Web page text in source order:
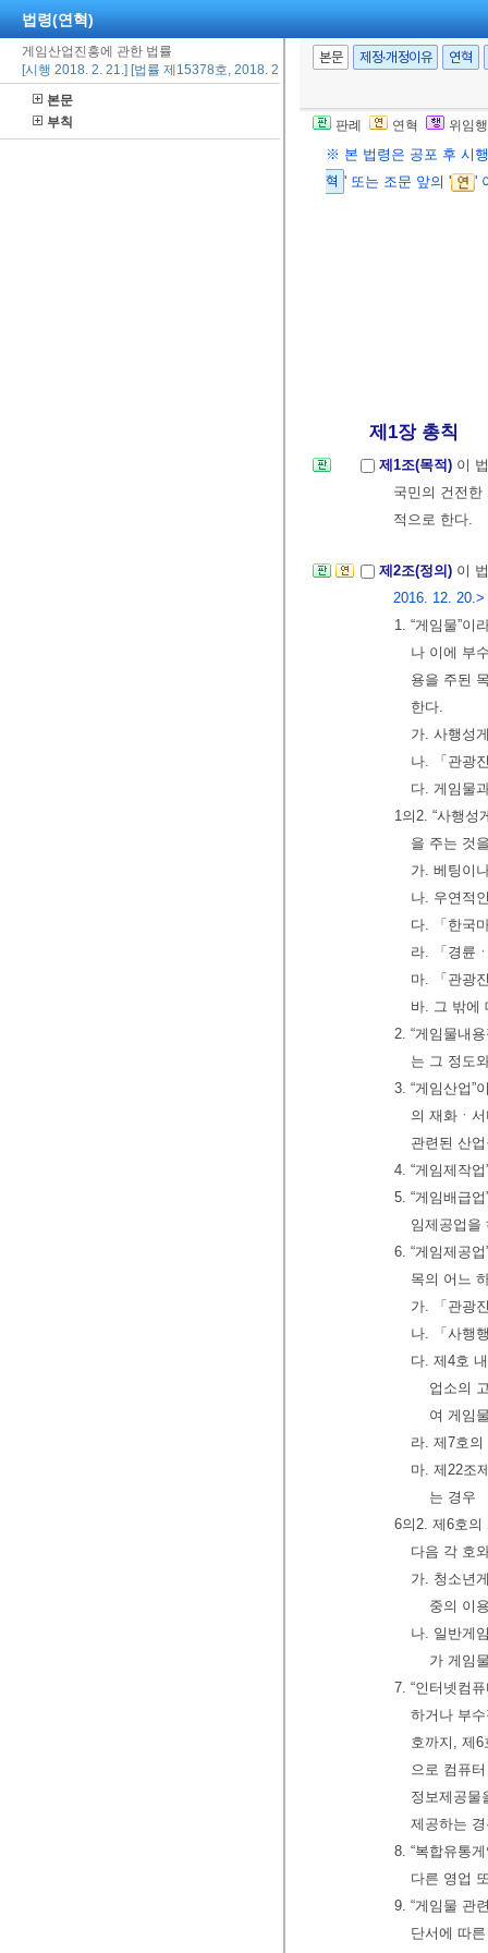
법령(연혁)
게임산업진흥에 관한 법률
[시행 2018. 2. 21.] [법률 제15378호, 2018. 2. 21., 일부개정]
본문
부칙
본문 제정·개정이유 연혁
판례 연혁 위임
※ 본 법령은 공포 후 시
혁 ' 또는 조문 앞의 ' '
제1장 총칙
제1조(목적) 이
국민의 건전
적으로 한다.
제2조(정의) 이
2016. 12. 20.>
1. “게임물”이
나 이에 부
용을 주된
한다.
가. 사행성
나. 「관광
다. 게임물
1의2. “사행성
을 주는 것
가. 베팅이
나. 우연적
다. 「한국
라. 「경륜
마. 「관광
바. 그 밖에
2. “게임물내
는 그 정도
3. “게임산업”
의 재화ㆍ
관련된 산
4. “게임제작
5. “게임배급
임제공업을
6. “게임제공
목의 어느
가. 「관광
나. 「사행
다. 제4호
업소의
여 게임
라. 제7호
마. 제22조
는 경우
6의2. 제6호의
다음 각 호
가. 청소년
중의 이
나. 일반게
가 게임
7. “인터넷컴
하거나 부
호까지, 제
으로 컴퓨
정보제공물
제공하는
8. “복합유통
다른 영업
9. “게임물 관
단서에 따